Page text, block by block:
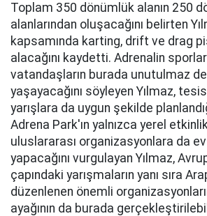
Toplam 350 dönümlük alanın 250
alanlarından oluşacağını belirten
kapsamında karting, drift ve drag
alacağını kaydetti. Adrenalin
vatandaşların burada unutulmaz
yaşayacağını söyleyen Yılmaz,
yarışlara da uygun şekilde
Adrena Park'ın yalnızca yerel
uluslararası organizasyonlara da
yapacağını vurgulayan Yılmaz,
çapındaki yarışmaların yanı sıra
düzenlenen önemli
ayağının da burada